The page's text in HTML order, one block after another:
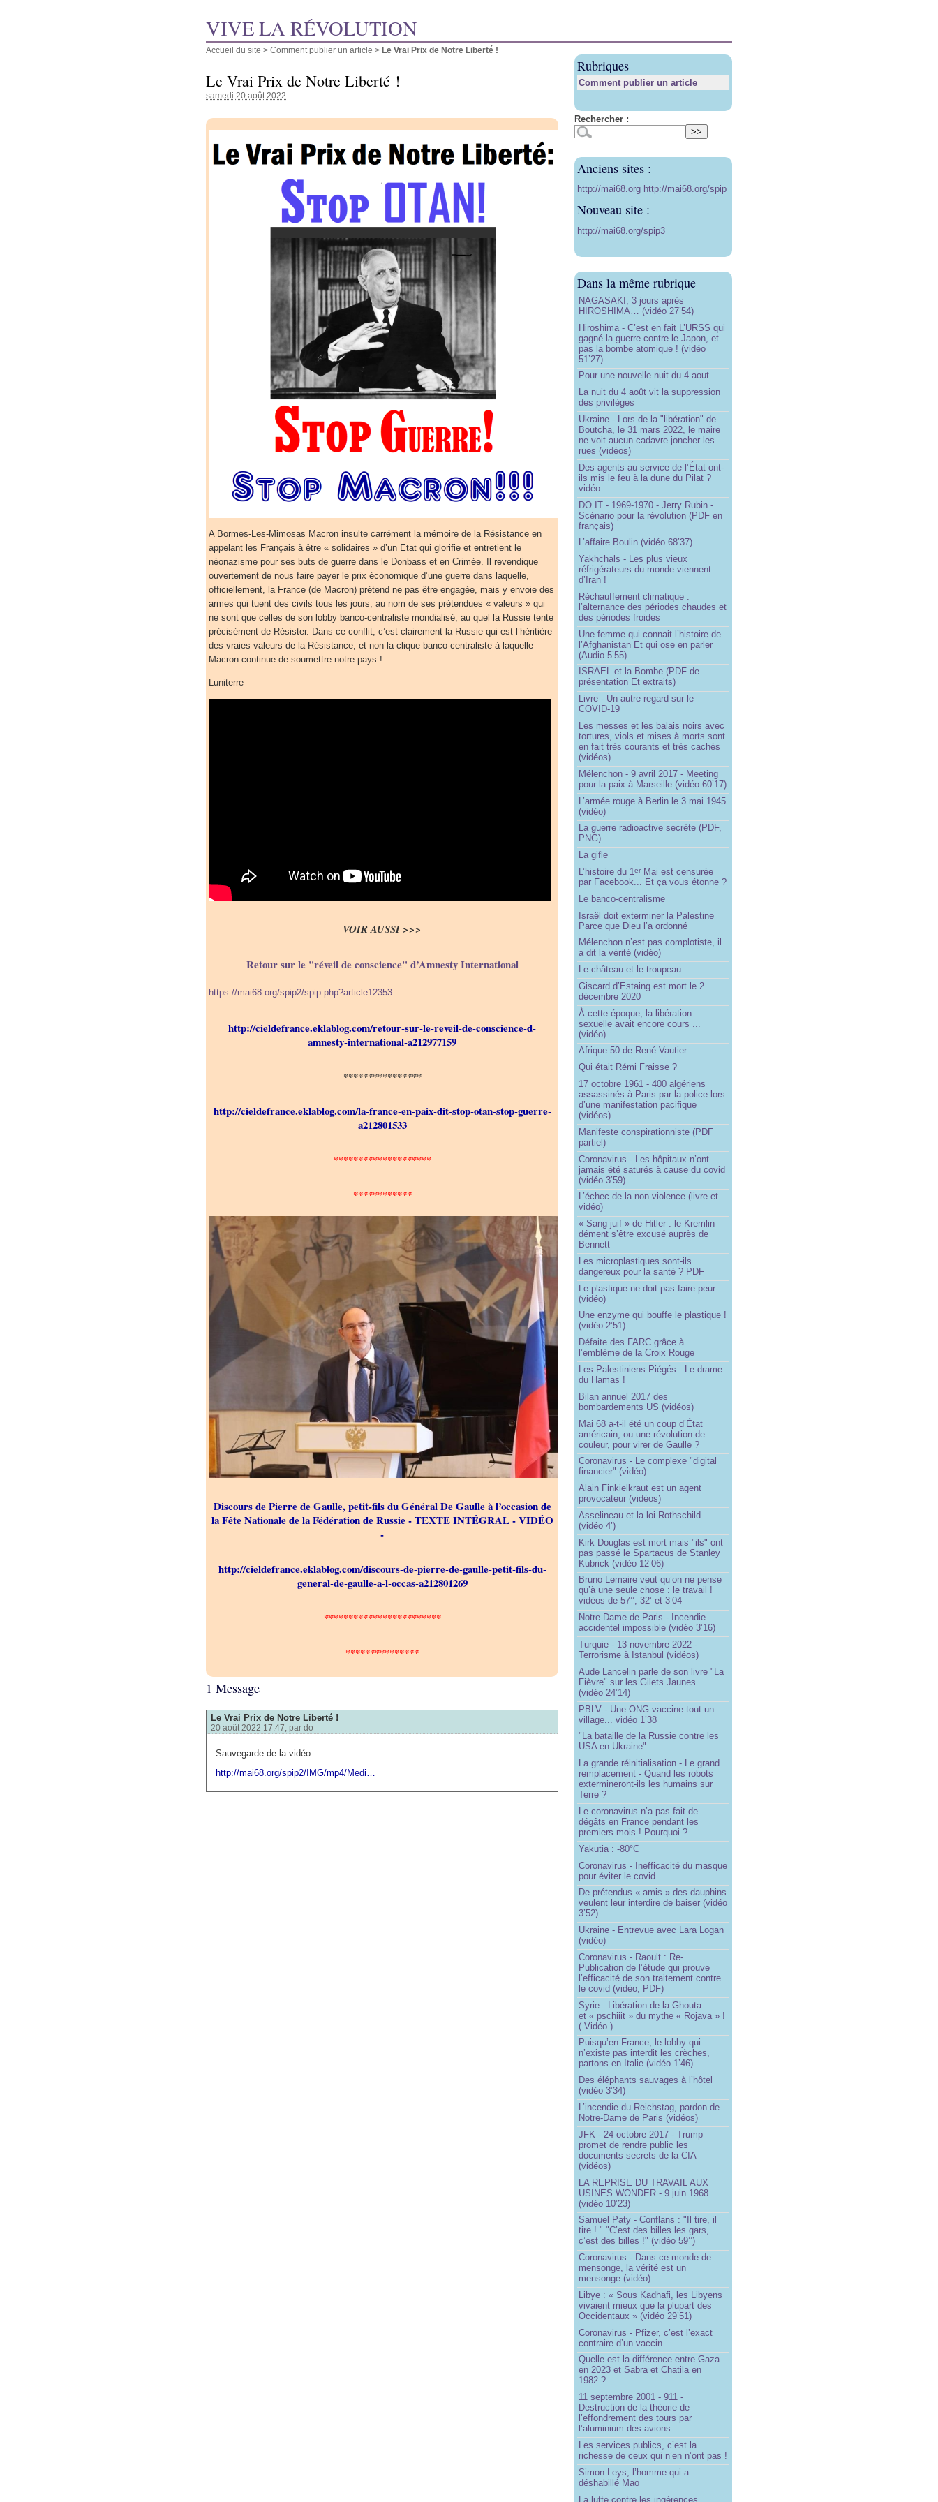
VIVE LA RÉVOLUTION
Accueil du site > Comment publier un article > Le Vrai Prix de Notre Liberté !
Le Vrai Prix de Notre Liberté !
samedi 20 août 2022
A Bormes-Les-Mimosas Macron insulte carrément la mémoire de la Résistance en
appelant les Français à être « solidaires » d’un Etat qui glorifie et entretient le
néonazisme pour ses buts de guerre dans le Donbass et en Crimée. Il revendique
ouvertement de nous faire payer le prix économique d’une guerre dans laquelle,
officiellement, la France (de Macron) prétend ne pas être engagée, mais y envoie des
armes qui tuent des civils tous les jours, au nom de ses prétendues « valeurs » qui
ne sont que celles de son lobby banco-centraliste mondialisé, au quel la Russie tente
précisément de Résister. Dans ce conflit, c’est clairement la Russie qui est l’héritière
des vraies valeurs de la Résistance, et non la clique banco-centraliste à laquelle
Macron continue de soumettre notre pays !
Luniterre
VOIR AUSSI >>>
Retour sur le "réveil de conscience" d’Amnesty International
https://mai68.org/spip2/spip.php?article12353
http://cieldefrance.eklablog.com/retour-sur-le-reveil-de-conscience-d-
amnesty-international-a212977159
****************
http://cieldefrance.eklablog.com/la-france-en-paix-dit-stop-otan-stop-guerre-
a212801533
********************
************
Discours de Pierre de Gaulle, petit-fils du Général De Gaulle à l’occasion de
la Fête Nationale de la Fédération de Russie - TEXTE INTÉGRAL - VIDÉO
-
http://cieldefrance.eklablog.com/discours-de-pierre-de-gaulle-petit-fils-du-
general-de-gaulle-a-l-occas-a212801269
************************
***************
1 Message
Le Vrai Prix de Notre Liberté !
20 août 2022 17:47, par do
Sauvegarde de la vidéo :
http://mai68.org/spip2/IMG/mp4/Medi…
Rubriques
Comment publier un article
Rechercher :
Anciens sites :
http://mai68.org http://mai68.org/spip
Nouveau site :
http://mai68.org/spip3
Dans la même rubrique
NAGASAKI, 3 jours après
HIROSHIMA… (vidéo 27’54)
Hiroshima - C’est en fait L’URSS qui
gagné la guerre contre le Japon, et
pas la bombe atomique ! (vidéo
51’27)
Pour une nouvelle nuit du 4 aout
La nuit du 4 août vit la suppression
des privilèges
Ukraine - Lors de la "libération" de
Boutcha, le 31 mars 2022, le maire
ne voit aucun cadavre joncher les
rues (vidéos)
Des agents au service de l’État ont-
ils mis le feu à la dune du Pilat ?
vidéo
DO IT - 1969-1970 - Jerry Rubin -
Scénario pour la révolution (PDF en
français)
L’affaire Boulin (vidéo 68’37)
Yakhchals - Les plus vieux
réfrigérateurs du monde viennent
d’Iran !
Réchauffement climatique :
l’alternance des périodes chaudes et
des périodes froides
Une femme qui connait l’histoire de
l’Afghanistan Et qui ose en parler
(Audio 5’55)
ISRAEL et la Bombe (PDF de
présentation Et extraits)
Livre - Un autre regard sur le
COVID-19
Les messes et les balais noirs avec
tortures, viols et mises à morts sont
en fait très courants et très cachés
(vidéos)
Mélenchon - 9 avril 2017 - Meeting
pour la paix à Marseille (vidéo 60’17)
L’armée rouge à Berlin le 3 mai 1945
(vidéo)
La guerre radioactive secrète (PDF,
PNG)
La gifle
L’histoire du 1er Mai est censurée
par Facebook... Et ça vous étonne ?
Le banco-centralisme
Israël doit exterminer la Palestine
Parce que Dieu l’a ordonné
Mélenchon n’est pas complotiste, il
a dit la vérité (vidéo)
Le château et le troupeau
Giscard d’Estaing est mort le 2
décembre 2020
À cette époque, la libération
sexuelle avait encore cours ...
(vidéo)
Afrique 50 de René Vautier
Qui était Rémi Fraisse ?
17 octobre 1961 - 400 algériens
assassinés à Paris par la police lors
d’une manifestation pacifique
(vidéos)
Manifeste conspirationniste (PDF
partiel)
Coronavirus - Les hôpitaux n’ont
jamais été saturés à cause du covid
(vidéo 3’59)
L’échec de la non-violence (livre et
vidéo)
« Sang juif » de Hitler : le Kremlin
dément s’être excusé auprès de
Bennett
Les microplastiques sont-ils
dangereux pour la santé ? PDF
Le plastique ne doit pas faire peur
(vidéo)
Une enzyme qui bouffe le plastique !
(vidéo 2’51)
Défaite des FARC grâce à
l’emblème de la Croix Rouge
Les Palestiniens Piégés : Le drame
du Hamas !
Bilan annuel 2017 des
bombardements US (vidéos)
Mai 68 a-t-il été un coup d’État
américain, ou une révolution de
couleur, pour virer de Gaulle ?
Coronavirus - Le complexe "digital
financier" (vidéo)
Alain Finkielkraut est un agent
provocateur (vidéos)
Asselineau et la loi Rothschild
(vidéo 4’)
Kirk Douglas est mort mais "ils" ont
pas passé le Spartacus de Stanley
Kubrick (vidéo 12’06)
Bruno Lemaire veut qu’on ne pense
qu’à une seule chose : le travail !
vidéos de 57’’, 32’ et 3’04
Notre-Dame de Paris - Incendie
accidentel impossible (vidéo 3’16)
Turquie - 13 novembre 2022 -
Terrorisme à Istanbul (vidéos)
Aude Lancelin parle de son livre "La
Fièvre" sur les Gilets Jaunes
(vidéo 24’14)
PBLV - Une ONG vaccine tout un
village... vidéo 1’38
"La bataille de la Russie contre les
USA en Ukraine"
La grande réinitialisation - Le grand
remplacement - Quand les robots
extermineront-ils les humains sur
Terre ?
Le coronavirus n’a pas fait de
dégâts en France pendant les
premiers mois ! Pourquoi ?
Yakutia : -80°C
Coronavirus - Inefficacité du masque
pour éviter le covid
De prétendus « amis » des dauphins
veulent leur interdire de baiser (vidéo
3’52)
Ukraine - Entrevue avec Lara Logan
(vidéo)
Coronavirus - Raoult : Re-
Publication de l’étude qui prouve
l’efficacité de son traitement contre
le covid (vidéo, PDF)
Syrie : Libération de la Ghouta . . .
et « pschiiit » du mythe « Rojava » !
( Vidéo )
Puisqu’en France, le lobby qui
n’existe pas interdit les crèches,
partons en Italie (vidéo 1’46)
Des éléphants sauvages à l’hôtel
(vidéo 3’34)
L’incendie du Reichstag, pardon de
Notre-Dame de Paris (vidéos)
JFK - 24 octobre 2017 - Trump
promet de rendre public les
documents secrets de la CIA
(vidéos)
LA REPRISE DU TRAVAIL AUX
USINES WONDER - 9 juin 1968
(vidéo 10’23)
Samuel Paty - Conflans : "Il tire, il
tire ! " "C’est des billes les gars,
c’est des billes !" (vidéo 59’’)
Coronavirus - Dans ce monde de
mensonge, la vérité est un
mensonge (vidéo)
Libye : « Sous Kadhafi, les Libyens
vivaient mieux que la plupart des
Occidentaux » (vidéo 29’51)
Coronavirus - Pfizer, c’est l’exact
contraire d’un vaccin
Quelle est la différence entre Gaza
en 2023 et Sabra et Chatila en
1982 ?
11 septembre 2001 - 911 -
Destruction de la théorie de
l’effondrement des tours par
l’aluminium des avions
Les services publics, c’est la
richesse de ceux qui n’en n’ont pas !
Simon Leys, l’homme qui a
déshabillé Mao
La lutte contre les ingérences